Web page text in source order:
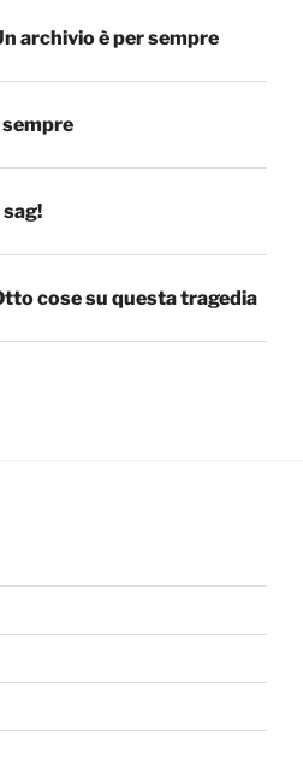
archivio è per sempre
sempre
cose su questa tragedia